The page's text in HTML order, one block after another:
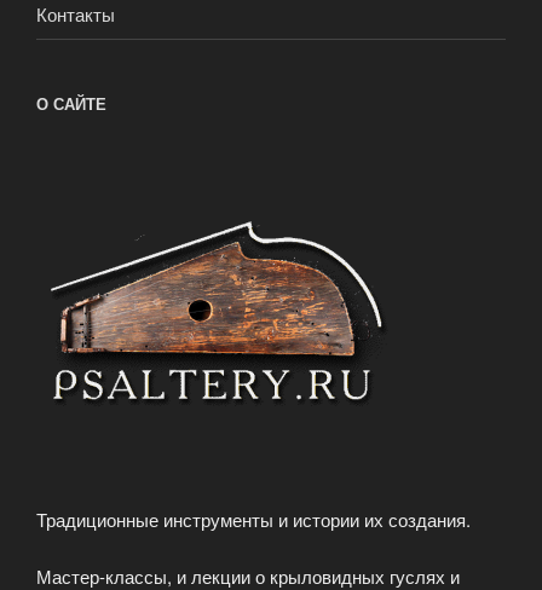
Контакты
О САЙТЕ
Традиционные инструменты и истории их создания.
Мастер-классы, и лекции о крыловидных гуслях и